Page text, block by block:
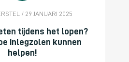
/ 29 JANUARI 2025
tijdens het lopen?
inlegzolen kunnen
helpen!